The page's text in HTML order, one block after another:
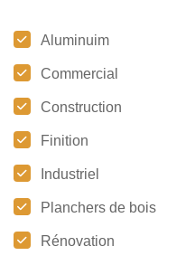
Aluminuim
Commercial
Construction
Finition
Industriel
Planchers de bois
Rénovation